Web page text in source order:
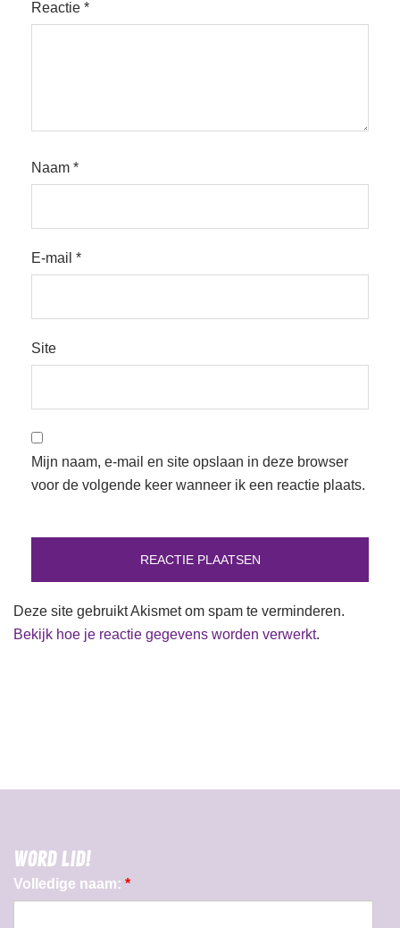
Reactie *
Naam *
E-mail *
Site
Mijn naam, e-mail en site opslaan in deze browser
voor de volgende keer wanneer ik een reactie plaats.
Deze site gebruikt Akismet om spam te verminderen.
Bekijk hoe je reactie gegevens worden verwerkt.
WORD LID!
Volledige naam: *